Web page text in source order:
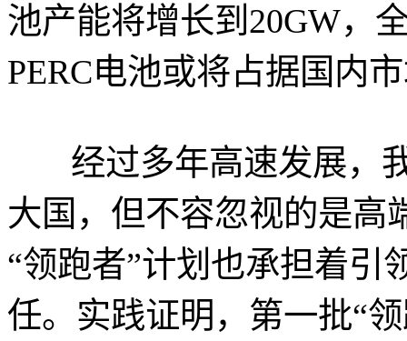
池产能将增长到20GW，
PERC电池或将占据国内
经过多年高速发展，
大国，但不容忽视的是高
“领跑者”计划也承担着引
任。实践证明，第一批“